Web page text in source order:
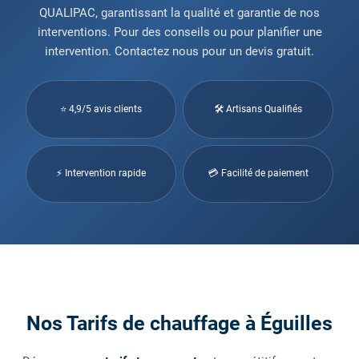
QUALIPAC, garantissant la qualité et garantie de nos
interventions. Pour des conseils ou pour planifier une
intervention. Contactez nous pour un devis gratuit.
⭐ 4,9/5 avis clients 🛠 Artisans Qualifiés
⚡ Intervention rapide 💳 Facilité de paiement
Nos Tarifs de chauffage à Éguilles